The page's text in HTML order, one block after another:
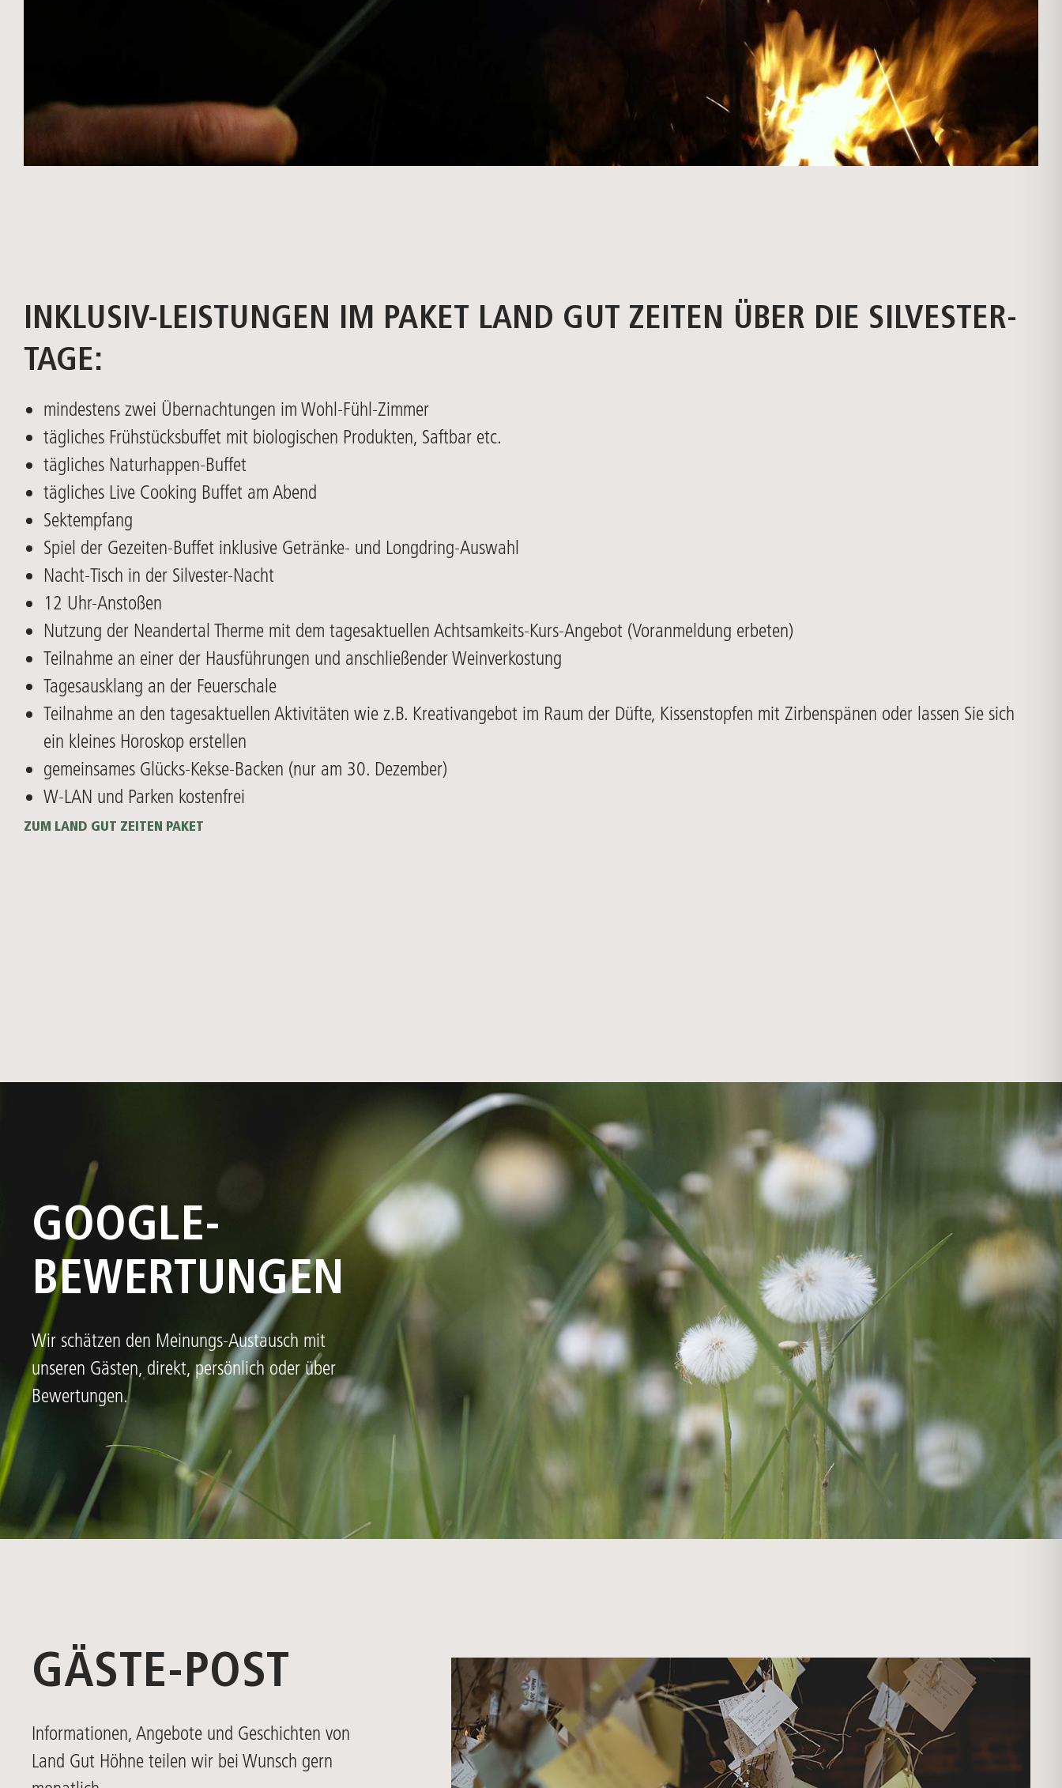
INKLUSIV-LEISTUNGEN IM PAKET LAND GUT ZEITEN ÜBER DIE SILVESTER-
TAGE:
mindestens zwei Übernachtungen im Wohl-Fühl-Zimmer
tägliches Frühstücksbuffet mit biologischen Produkten, Saftbar etc.
tägliches Naturhappen-Buffet
tägliches Live Cooking Buffet am Abend
Sektempfang
Spiel der Gezeiten-Buffet inklusive Getränke- und Longdring-Auswahl
Nacht-Tisch in der Silvester-Nacht
12 Uhr-Anstoßen
Nutzung der Neandertal Therme mit dem tagesaktuellen Achtsamkeits-Kurs-Angebot (Voranmeldung erbeten)
Teilnahme an einer der Hausführungen und anschließender Weinverkostung
Tagesausklang an der Feuerschale
Teilnahme an den tagesaktuellen Aktivitäten wie z.B. Kreativangebot im Raum der Düfte, Kissenstopfen mit Zirbenspänen oder lassen Sie sich
ein kleines Horoskop erstellen
gemeinsames Glücks-Kekse-Backen (nur am 30. Dezember)
W-LAN und Parken kostenfrei
ZUM LAND GUT ZEITEN PAKET
GOOGLE-
BEWERTUNGEN
Wir schätzen den Meinungs-Austausch mit
unseren Gästen, direkt, persönlich oder über
Bewertungen.
GÄSTE-POST
Informationen, Angebote und Geschichten von
Land Gut Höhne teilen wir bei Wunsch gern